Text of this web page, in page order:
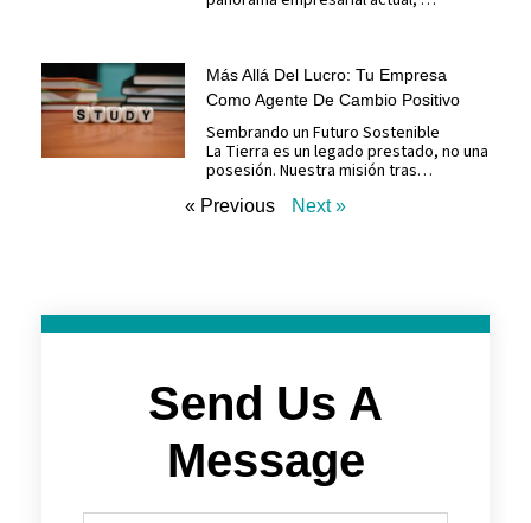
Más Allá Del Lucro: Tu Empresa
Como Agente De Cambio Positivo
Sembrando un Futuro Sostenible
La Tierra es un legado prestado, no una
posesión. Nuestra misión tras…
« Previous Next »
Send Us A
Message